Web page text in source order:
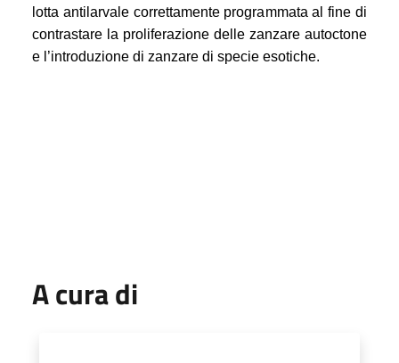
lotta antilarvale correttamente programmata al fine di
contrastare la proliferazione delle zanzare autoctone
e l’introduzione di zanzare di specie esotiche.
A cura di